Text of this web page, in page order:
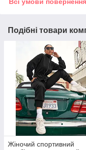
Подібні товари
Жіночий спортивний